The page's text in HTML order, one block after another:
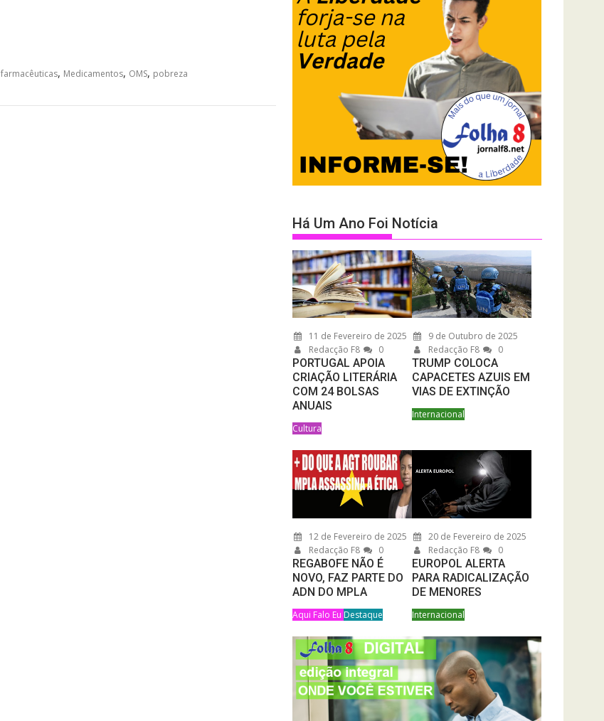
farmacêuticas, Medicamentos, OMS, pobreza
Há Um Ano Foi Notícia
11 de Fevereiro de 2025
Redacção F8
0
PORTUGAL APOIA
CRIAÇÃO LITERÁRIA
COM 24 BOLSAS
ANUAIS
Cultura
9 de Outubro de 2025
Redacção F8
0
TRUMP COLOCA
CAPACETES AZUIS EM
VIAS DE EXTINÇÃO
Internacional
12 de Fevereiro de 2025
Redacção F8
0
REGABOFE NÃO É
NOVO, FAZ PARTE DO
ADN DO MPLA
Aqui Falo Eu Destaque
20 de Fevereiro de 2025
Redacção F8
0
EUROPOL ALERTA
PARA RADICALIZAÇÃO
DE MENORES
Internacional